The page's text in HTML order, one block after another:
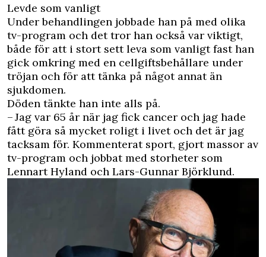
Levde som vanligt
Under behandlingen jobbade han på med olika
tv-program och det tror han också var viktigt,
både för att i stort sett leva som vanligt fast han
gick omkring med en cellgiftsbehållare under
tröjan och för att tänka på något annat än
sjukdomen.
Döden tänkte han inte alls på.
– Jag var 65 år när jag fick cancer och jag hade
fått göra så mycket roligt i livet och det är jag
tacksam för. Kommenterat sport, gjort massor av
tv-program och jobbat med storheter som
Lennart Hyland och Lars-Gunnar Björklund.